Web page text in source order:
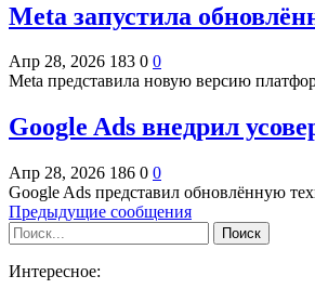
Meta запустила
Апр 28, 2026 183 0 0
Meta представила новую версию
Google Ads внедрил
Апр 28, 2026 186 0 0
Google Ads представил обновлённую
Предыдущие сообщения
Интересное: